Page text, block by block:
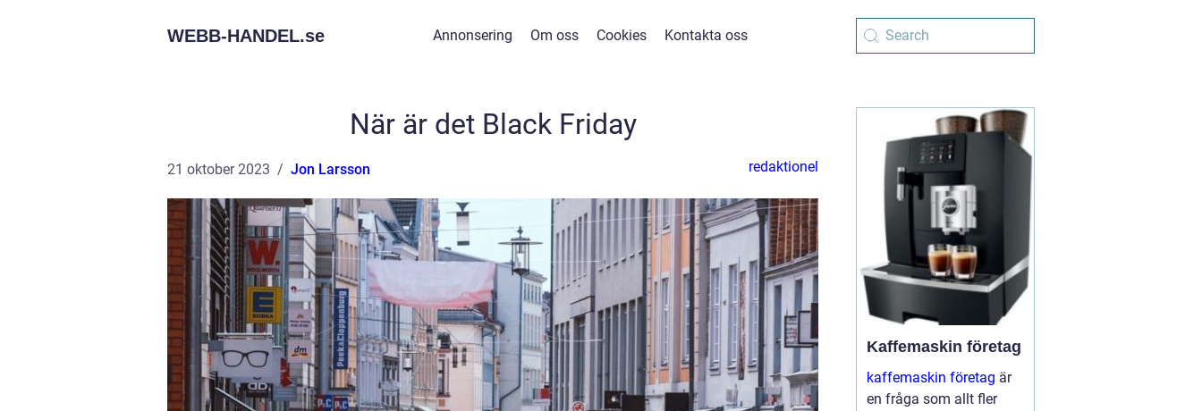
WEBB-HANDEL.se Annonsering Om oss Cookies Kontakta oss
När är det Black Friday
21 oktober 2023 Jon Larsson redaktionel
Kaffemaskin företag
kaffemaskin företag är
en fråga som allt fler